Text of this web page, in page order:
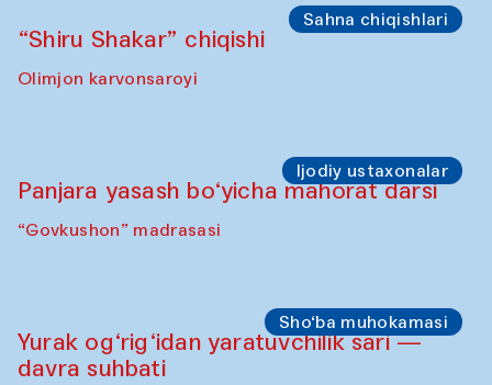
Sahna chiqishlari
“Shiru Shakar” chiqishi
Olimjon karvonsaroyi
Ijodiy ustaxonalar
Panjara yasash bo‘yicha mahorat darsi
“Govkushon” madrasasi
Sho‘ba muhokamasi
Yurak og‘rig‘idan yaratuvchilik sari —
davra suhbati